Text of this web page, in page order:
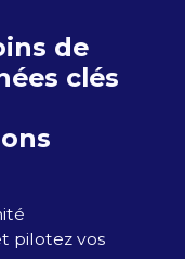
de
clés
pilotez vos